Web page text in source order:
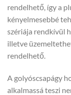
rendelhető, így a
kényelmesebbé
szériája rendkívül
illetve
rendelhető.
A golyóscsapágy
alkalmassá teszi